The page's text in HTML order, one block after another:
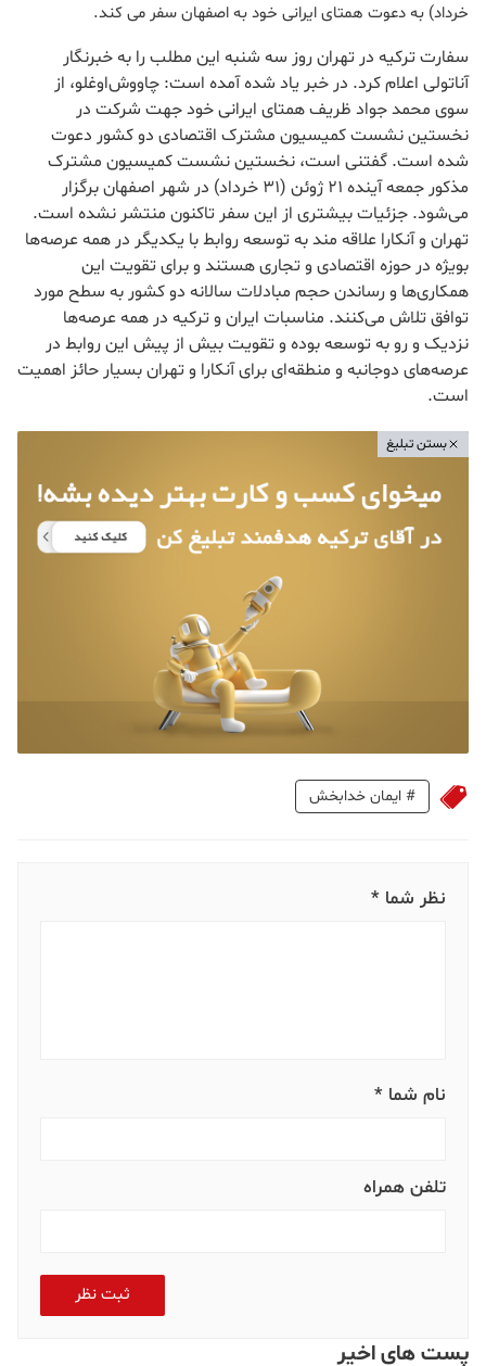
خرداد) به دعوت همتای ایرانی خود به اصفهان سفر می کند.
سفارت ترکیه در تهران روز سه شنبه این مطلب را به خبرنگار
آناتولی اعلام کرد. در خبر یاد شده آمده است: چاووش‌اوغلو، از
سوی محمد جواد ظریف همتای ایرانی خود جهت شرکت در
نخستین نشست کمیسیون مشترک اقتصادی دو کشور دعوت
شده است. گفتنی است، نخستین نشست کمیسیون مشترک
مذکور جمعه آینده ۲۱ ژوئن (۳۱ خرداد) در شهر اصفهان برگزار
می‌شود. جزئیات بیشتری از این سفر تاکنون منتشر نشده است.
تهران و آنکارا علاقه مند به توسعه روابط با یکدیگر در همه عرصه‌ها
بویژه در حوزه اقتصادی و تجاری هستند و برای تقویت این
همکاری‌ها و رساندن حجم مبادلات سالانه دو کشور به سطح مورد
توافق تلاش می‌کنند. مناسبات ایران و ترکیه در همه عرصه‌ها
نزدیک و رو به توسعه بوده و تقویت بیش از پیش این روابط در
عرصه‌های دوجانبه و منطقه‌ای برای آنکارا و تهران بسیار حائز اهمیت
است.
بستن تبلیغ
# ایمان خدابخش
نظر شما *
نام شما *
تلفن همراه
ثبت نظر
پست های اخیر